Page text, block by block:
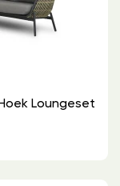
Loungeset